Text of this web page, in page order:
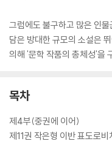
그럼에도 불구하고 많은 인
담은 방대한 규모의 소설은
의해 '문학 작품의 총체성'을
목차
제4부(중권에 이어)
제11권 작은형 이반 표도로비